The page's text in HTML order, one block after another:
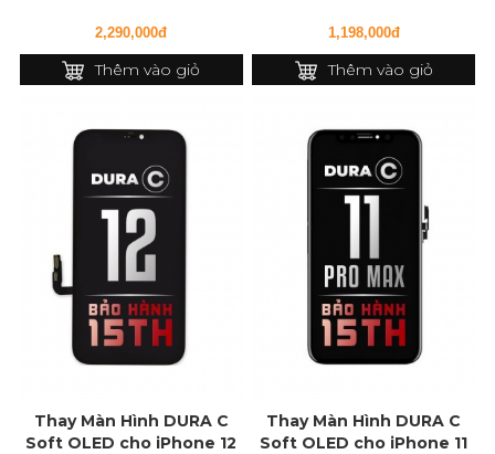
2,290,000đ
Thêm vào giỏ
1,198,000đ
Thêm vào giỏ
Thay Màn Hình DURA C
Soft OLED cho iPhone 12
Thay Màn Hình DURA C
Soft OLED cho iPhone 11